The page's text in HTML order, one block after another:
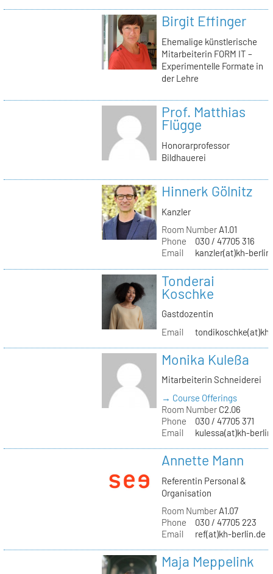
Birgit Effinger
Ehemalige künstlerische
Mitarbeiterin FORM IT –
Experimentelle Formate in
der Lehre
Prof. Matthias
Flügge
Honorarprofessor
Bildhauerei
Hinnerk Gölnitz
Kanzler
Room NumberA1.01
Phone
030 / 47705 316
Email
kanzler(at)kh-
Tonderai
Koschke
Gastdozentin
Email
Monika Kuleßa
Mitarbeiterin Schneiderei
→ Course Offerings
Room NumberC2.06
Phone
030 / 47705 371
Email
kulessa(at)kh-
Annette Mann
Referentin Personal &
Organisation
Room NumberA1.07
Phone
030 / 47705 223
Email
ref(at)kh-berlin.de
Maja Meppelink